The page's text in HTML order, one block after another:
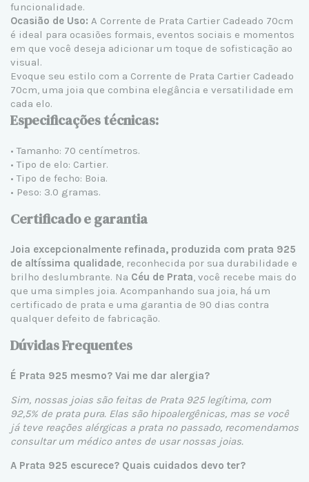
funcionalidade.
Ocasião de Uso: A Corrente de Prata Cartier Cadeado 70cm
é ideal para ocasiões formais, eventos sociais e momentos
em que você deseja adicionar um toque de sofisticação ao
visual.
Evoque seu estilo com a Corrente de Prata Cartier Cadeado
70cm, uma joia que combina elegância e versatilidade em
cada elo.
Especificações técnicas:
• Tamanho: 70 centímetros.
• Tipo de elo: Cartier.
• Tipo de fecho: Boia.
• Peso: 3.0 gramas.
Certificado e garantia
Joia excepcionalmente refinada, produzida com prata 925
de altíssima qualidade, reconhecida por sua durabilidade e
brilho deslumbrante. Na Céu de Prata, você recebe mais do
que uma simples joia. Acompanhando sua joia, há um
certificado de prata e uma garantia de 90 dias contra
qualquer defeito de fabricação.
Dúvidas Frequentes
É Prata 925 mesmo? Vai me dar alergia?
Sim, nossas joias são feitas de Prata 925 legítima, com
92,5% de prata pura. Elas são hipoalergênicas, mas se você
já teve reações alérgicas a prata no passado, recomendamos
consultar um médico antes de usar nossas joias.
A Prata 925 escurece? Quais cuidados devo ter?